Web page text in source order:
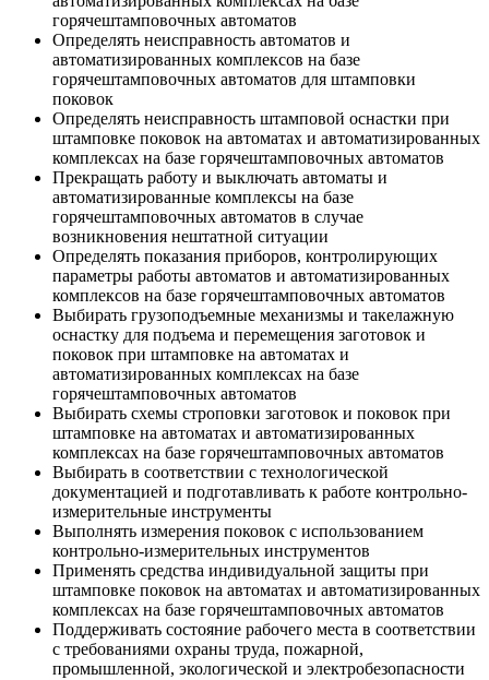
горячештамповочных автоматов
Определять неисправность автоматов и
автоматизированных комплексов на базе
горячештамповочных автоматов для штамповки
поковок
Определять неисправность штамповой оснастки при
штамповке поковок на автоматах и автоматизированных
комплексах на базе горячештамповочных автоматов
Прекращать работу и выключать автоматы и
автоматизированные комплексы на базе
горячештамповочных автоматов в случае
возникновения нештатной ситуации
Определять показания приборов, контролирующих
параметры работы автоматов и автоматизированных
комплексов на базе горячештамповочных автоматов
Выбирать грузоподъемные механизмы и такелажную
оснастку для подъема и перемещения заготовок и
поковок при штамповке на автоматах и
автоматизированных комплексах на базе
горячештамповочных автоматов
Выбирать схемы строповки заготовок и поковок при
штамповке на автоматах и автоматизированных
комплексах на базе горячештамповочных автоматов
Выбирать в соответствии с технологической
документацией и подготавливать к работе контрольно-
измерительные инструменты
Выполнять измерения поковок с использованием
контрольно-измерительных инструментов
Применять средства индивидуальной защиты при
штамповке поковок на автоматах и автоматизированных
комплексах на базе горячештамповочных автоматов
Поддерживать состояние рабочего места в соответствии
с требованиями охраны труда, пожарной,
промышленной, экологической и электробезопасности